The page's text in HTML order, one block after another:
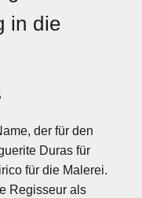
in die
der für den
Duras für
für die Malerei.
Regisseur als